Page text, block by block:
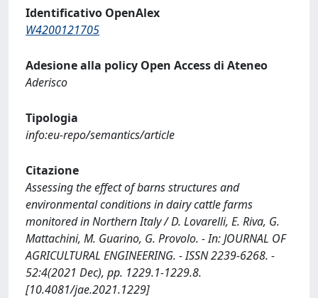
Identificativo OpenAlex
W4200121705
Adesione alla policy Open Access di Ateneo
Aderisco
Tipologia
info:eu-repo/semantics/article
Citazione
Assessing the effect of barns structures and
environmental conditions in dairy cattle farms
monitored in Northern Italy / D. Lovarelli, E. Riva, G.
Mattachini, M. Guarino, G. Provolo. - In: JOURNAL OF
AGRICULTURAL ENGINEERING. - ISSN 2239-6268. -
52:4(2021 Dec), pp. 1229.1-1229.8.
[10.4081/jae.2021.1229]